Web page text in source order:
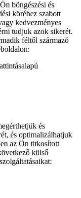
böngészési és
köréhez szabott
kedvezményes
tudjuk azok sikerét.
féltől származó
és
és optimalizálhatjuk
az Ön titkosított
külső